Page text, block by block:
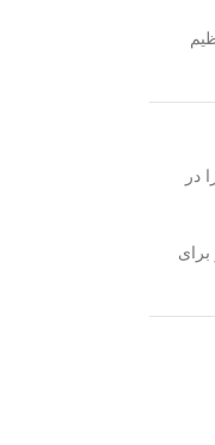
در